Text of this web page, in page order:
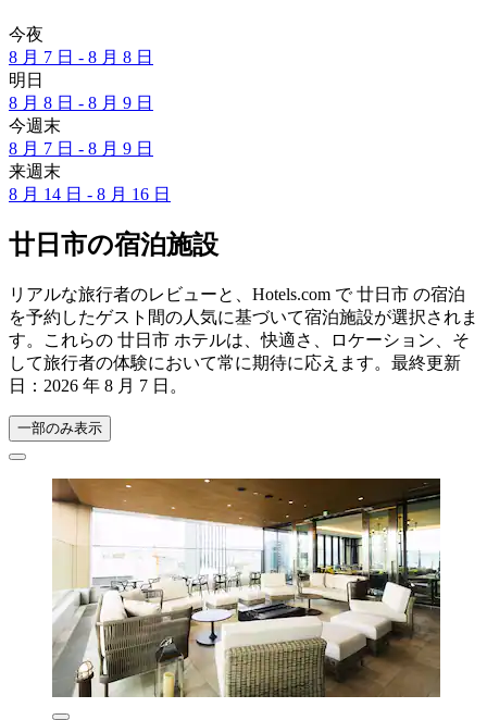
今夜
8 月 7 日 - 8 月 8 日
明日
8 月 8 日 - 8 月 9 日
今週末
8 月 7 日 - 8 月 9 日
来週末
8 月 14 日 - 8 月 16 日
廿日市の宿泊施設
リアルな旅行者のレビューと、Hotels.com で 廿日市 の宿泊
を予約したゲスト間の人気に基づいて宿泊施設が選択されま
す。これらの 廿日市 ホテルは、快適さ、ロケーション、そ
して旅行者の体験において常に期待に応えます。最終更新
日： 2026 年 8 月 7 日 。
一部のみ表示